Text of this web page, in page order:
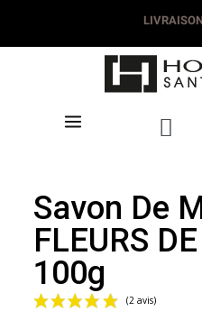
Savon De
FLEURS
100g